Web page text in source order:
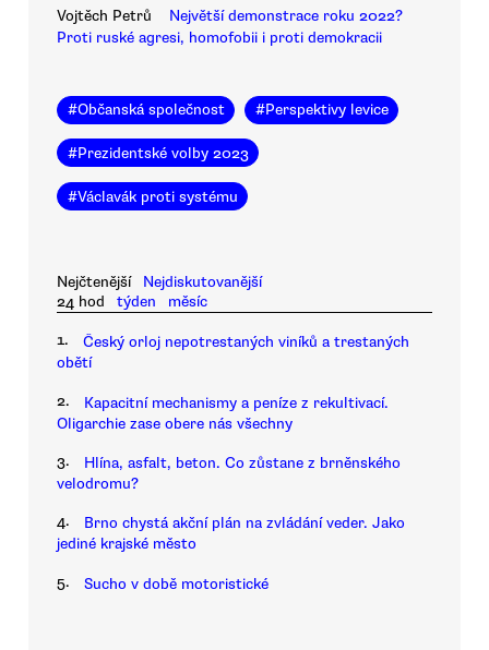
Vojtěch Petrů
Největší demonstrace roku 2022?
Proti ruské agresi, homofobii i proti demokracii
#Občanská společnost #Perspektivy levice
#Prezidentské volby 2023
#Václavák proti systému
Nejčtenější
Nejdiskutovanější
24 hod
týden měsíc
1.
Český orloj nepotrestaných viníků a trestaných
obětí
2.
Kapacitní mechanismy a peníze z rekultivací.
Oligarchie zase obere nás všechny
3.
Hlína, asfalt, beton. Co zůstane z brněnského
velodromu?
4.
Brno chystá akční plán na zvládání veder. Jako
jediné krajské město
5. Sucho v době motoristické